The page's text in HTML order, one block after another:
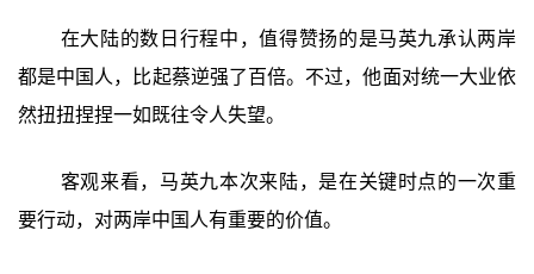
在大陆的数日行程中，值得赞扬的是马英九承认两岸
都是中国人，比起蔡逆强了百倍。不过，他面对统一大业依
然扭扭捏捏一如既往令人失望。
客观来看，马英九本次来陆，是在关键时点的一次重
要行动，对两岸中国人有重要的价值。